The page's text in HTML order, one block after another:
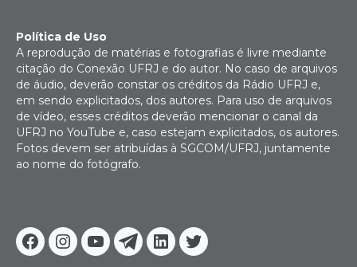
Facebook
Instagram
YoutubeTelegram
Linkedin
Twitter
Política de Uso
A reprodução de matérias e fotografias é livre mediante
citação do Conexão UFRJ e do autor. No caso de arquivos
de áudio, deverão constar os créditos da Rádio UFRJ e,
em sendo explicitados, dos autores. Para uso de arquivos
de vídeo, esses créditos deverão mencionar o canal da
UFRJ no YouTube e, caso estejam explicitados, os autores.
Fotos devem ser atribuídas à SGCOM/UFRJ, juntamente
ao nome do fotógrafo.